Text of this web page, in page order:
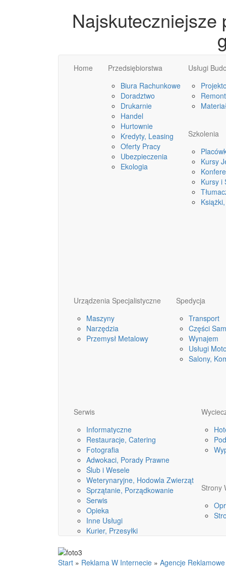
Najskuteczniejsze
Home
Przedsiębiorstwa
Biura Rachunkowe
Doradztwo
Drukarnie
Handel
Hurtownie
Kredyty, Leasing
Oferty Pracy
Ubezpieczenia
Ekologia
Usługi
Szkolenia
Kursy
Kursy i
Urządzenia Specjalistyczne
Maszyny
Narzędzia
Przemysł Metalowy
Spedycja
Transport
Części
Wynajem
Usługi
Salony,
Serwis
Informatyczne
Restauracje, Catering
Fotografia
Adwokaci, Porady Prawne
Ślub i Wesele
Weterynaryjne, Hodowla Zwierząt
Sprzątanie, Porządkowanie
Serwis
Opieka
Inne Usługi
Kurier, Przesyłki
Strony
Start » Reklama W Internecie » Agencje Reklamowe